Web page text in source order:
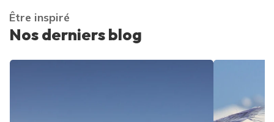
Être inspiré
Nos derniers blog